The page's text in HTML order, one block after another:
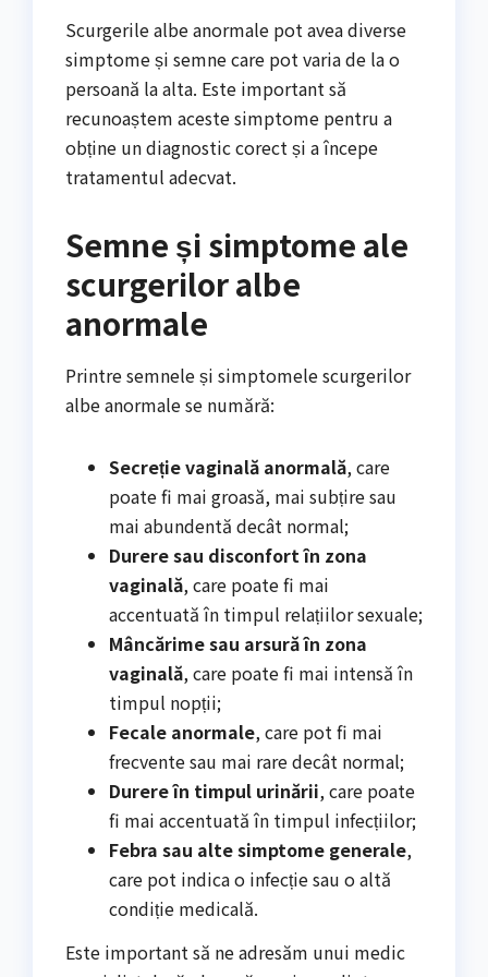
Scurgerile albe anormale pot avea diverse
simptome și semne care pot varia de la o
persoană la alta. Este important să
recunoaștem aceste simptome pentru a
obține un diagnostic corect și a începe
tratamentul adecvat.
Semne și simptome ale
scurgerilor albe
anormale
Printre semnele și simptomele scurgerilor
albe anormale se numără:
Secreție vaginală anormală, care
poate fi mai groasă, mai subțire sau
mai abundentă decât normal;
Durere sau disconfort în zona
vaginală, care poate fi mai
accentuată în timpul relațiilor sexuale;
Mâncărime sau arsură în zona
vaginală, care poate fi mai intensă în
timpul nopții;
Fecale anormale, care pot fi mai
frecvente sau mai rare decât normal;
Durere în timpul urinării, care poate
fi mai accentuată în timpul infecțiilor;
Febra sau alte simptome generale,
care pot indica o infecție sau o altă
condiție medicală.
Este important să ne adresăm unui medic